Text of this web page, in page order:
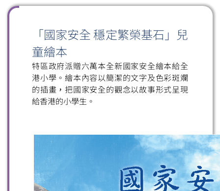
「國家安全 穩定繁榮基石」兒
童繪本
特區政府派贈六萬本全新國家安全繪本給全
港小學。繪本內容以簡潔的文字及色彩斑斕
的插畫，把國家安全的觀念以故事形式呈現
給香港的小學生。
掃一掃關注我們的社交媒體，緊貼最新資訊！